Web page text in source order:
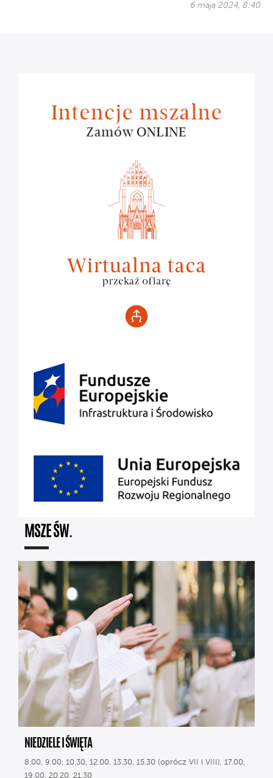
6 maja 2024, 8:40
MSZE ŚW.
NIEDZIELE I ŚWIĘTA
8.00, 9.00, 10.30, 12.00, 13.30, 15.30 (oprócz VII i VIII), 17.00,
19.00, 20.20, 21.30